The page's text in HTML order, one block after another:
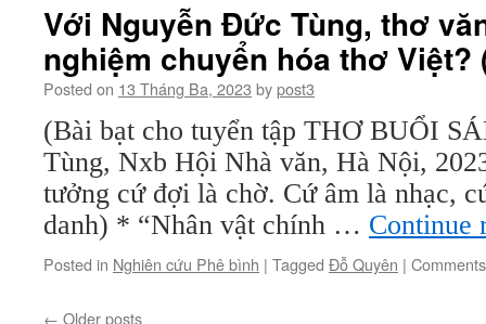
Với Nguyễn Đức Tùng, thơ
nghiệm chuyển hóa thơ Việt?
Posted on 13 Tháng Ba, 2023 bypost3
(Bài bạt cho tuyển tập THƠ BUỔI
Tùng, Nxb Hội Nhà văn, Hà Nội,
tưởng cứ đợi là chờ. Cứ âm là nhạc,
danh) * “Nhân vật chính … Continue
Posted in Nghiên cứu Phê bình | Tagged Đỗ Quyên |
← Older posts